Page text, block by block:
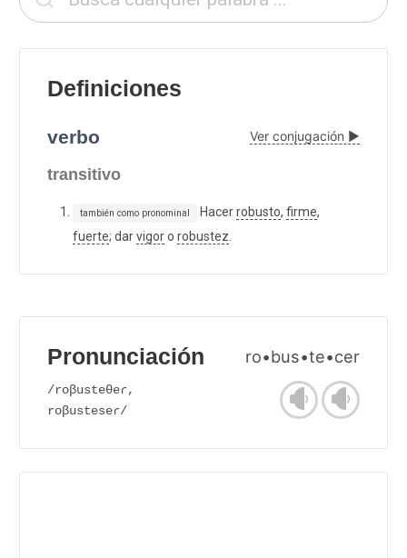
Definiciones
verbo Ver conjugación ▶
transitivo
también como pronominal Hacerrobusto, firme,
fuerte; darvigoro robustez
Pronunciación ro•bus•te•cer
/roβusteθeɾ,
roβusteseɾ/